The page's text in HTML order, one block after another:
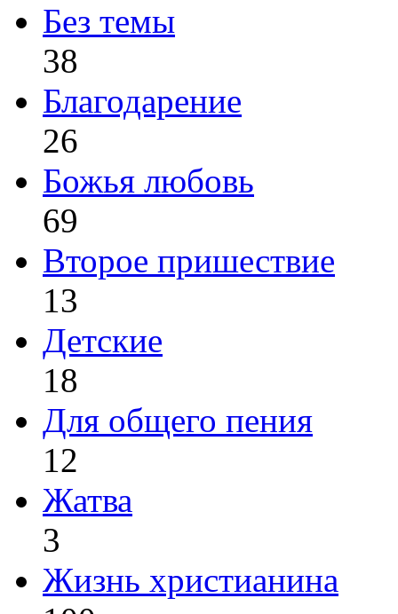
Без темы
38
Благодарение
26
Божья любовь
69
Второе пришествие
13
Детские
18
Для общего пения
12
Жатва
3
Жизнь христианина